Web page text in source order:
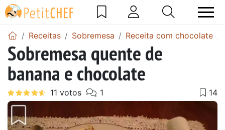
Receitas Sobremesa Receita com chocolate
Sobremesa quente de
banana e chocolate